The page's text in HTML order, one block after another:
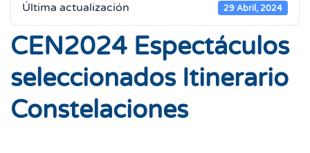
Última actualización 29 Abril, 2024
CEN2024 Espectáculos
seleccionados Itinerario
Constelaciones